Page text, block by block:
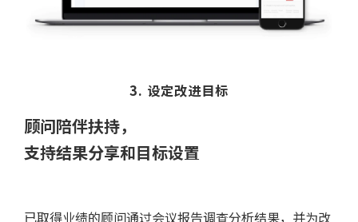
3. 设定改进目标
顾问陪伴扶持，
支持结果分享和目标设置
已取得业绩的顾问通过会议报告调查分析结果，并为改